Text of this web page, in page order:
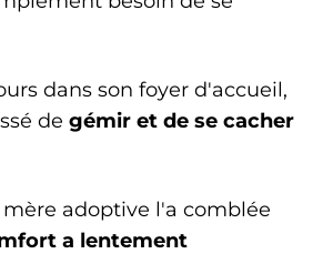
dans son foyer d'accueil,
de gémir et de se cacher
adoptive l'a comblée
a lentement